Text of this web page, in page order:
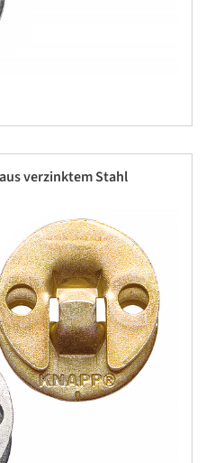
verzinktem Stahl